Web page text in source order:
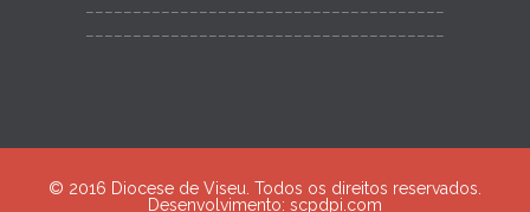
© 2016 Diocese de Viseu. Todos os direitos reservados.
Desenvolvimento: scpdpi.com